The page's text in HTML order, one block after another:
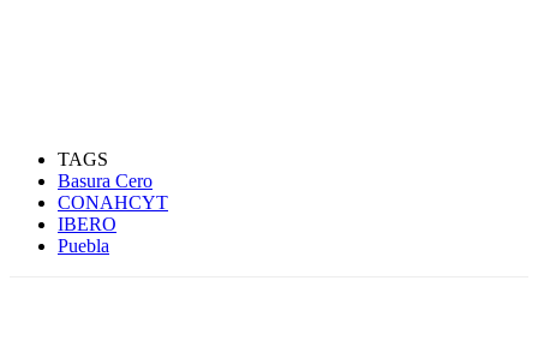
TAGS
Basura Cero
CONAHCYT
IBERO
Puebla